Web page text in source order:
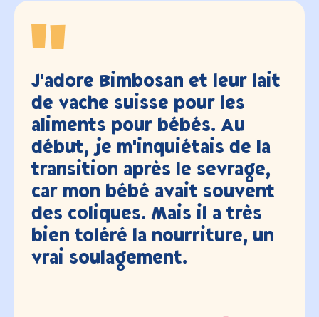
lait
la
un
Un peu mélancolique,
avons vidé le fusil
(Super Premium) pour la
dernière fois
après 3,5 ans et 2
Nous sommes toujours
satisfaits, merci